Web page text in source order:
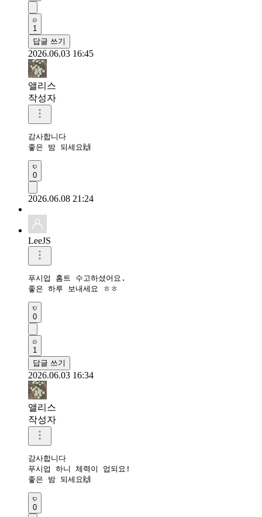
1
답글 쓰기
2026.06.03 16:45
앨리스
작성자
감사합니다
좋은 밤 되세요🙌
0
2026.06.08 21:24
LeeJS
푸시업 홈트 수고하셨어요.
좋은 하루 보내세요 ㅎㅎ
0
1
답글 쓰기
2026.06.03 16:34
앨리스
작성자
감사합니다
푸시업 하니 체력이 업되요!
좋은 밤 되세요🙌
0